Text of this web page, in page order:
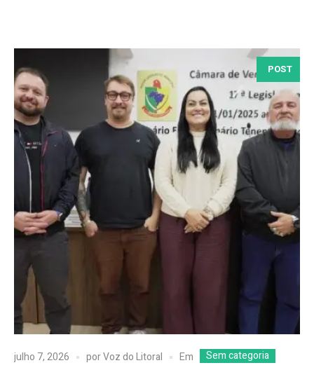
POST
julho 7, 2026 porVoz do Litoral Em Sem categoria